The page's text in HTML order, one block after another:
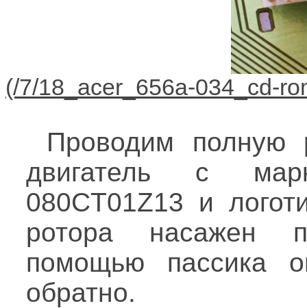
Проводим полную
двигатель с
080CT01Z13 и
ротора насажен
помощью пассика
обратно.